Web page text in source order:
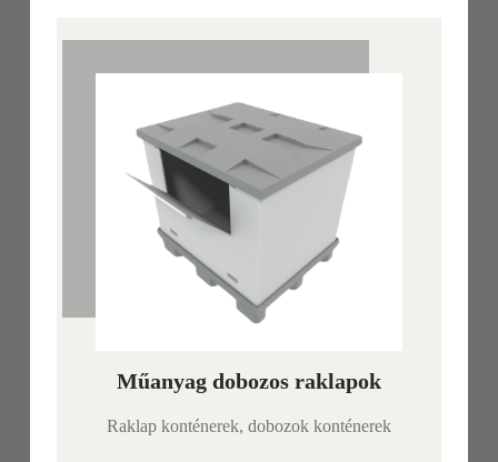
Műanyag dobozos raklapok
Raklap konténerek, dobozok konténerek